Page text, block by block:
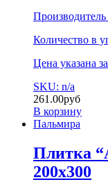
Количество в
Цена указана
SKU: n/a
261.00руб
В корзину
Пальмира
Плитка
200х300